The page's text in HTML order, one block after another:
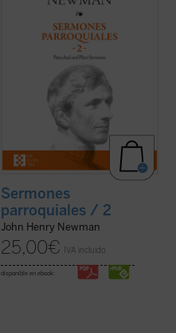
el mensaje de Dios; frescura en la palabra,
con un lenguaje cercano y familiar que se
(ver ficha)
Sermones
parroquiales / 2
John Henry Newman
25,00€ IVA incluido
disponible en ebook: